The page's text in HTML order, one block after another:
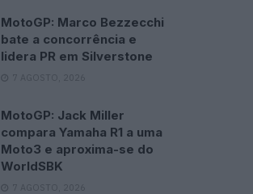
MotoGP: Marco Bezzecchi
bate a concorrência e
lidera PR em Silverstone
7 AGOSTO, 2026
MotoGP: Jack Miller
compara Yamaha R1 a uma
Moto3 e aproxima-se do
WorldSBK
7 AGOSTO, 2026